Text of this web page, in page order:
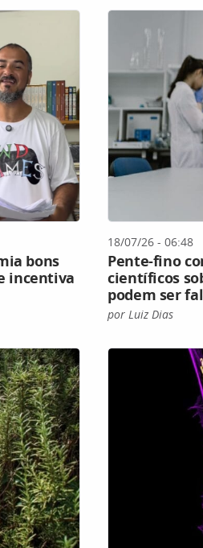
bons
incentiva
18/07/26 - 06:48
Pente-fino
científicos
podem ser
por Luiz Dias